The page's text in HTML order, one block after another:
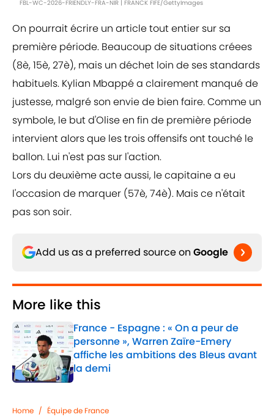
FBL-WC-2026-FRIENDLY-FRA-NIR | FRANCK FIFE/GettyImages
On pourrait écrire un article tout entier sur sa
première période. Beaucoup de situations créees
(8è, 15è, 27è), mais un déchet loin de ses standards
habituels. Kylian Mbappé a clairement manqué de
justesse, malgré son envie de bien faire. Comme un
symbole, le but d'Olise en fin de première période
intervient alors que les trois offensifs ont touché le
ballon. Lui n'est pas sur l'action.
Lors du deuxième acte aussi, le capitaine a eu
l'occasion de marquer (57è, 74è). Mais ce n'était
pas son soir.
Add us as a preferred source on Google
More like this
France - Espagne : « On a peur de
personne », Warren Zaïre-Emery
affiche les ambitions des Bleus avant
la demi
Published by on Invalid Date
Home / Équipe de France